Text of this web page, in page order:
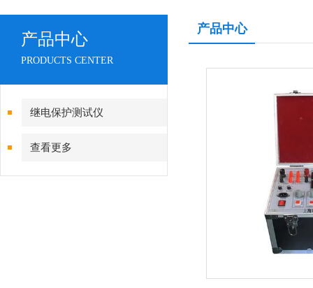
产品中心
PRODUCTS CENTER
继电保护测试仪
查看更多
产品中心